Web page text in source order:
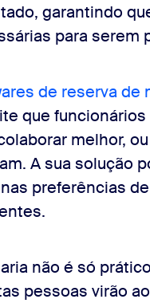
garantindo
para serem
de reserva de
que
melhor,
A sua solução
preferências
não é só
pessoas virão